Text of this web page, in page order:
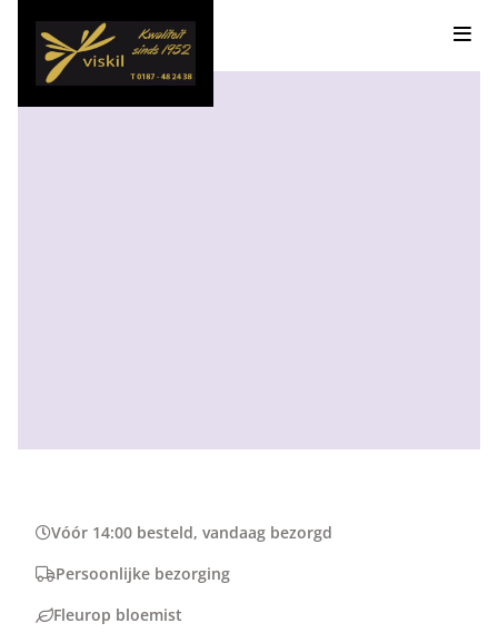
Vóór 14:00 besteld, vandaag bezorgd
Persoonlijke bezorging
Fleurop bloemist